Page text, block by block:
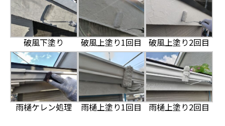
破風下塗り 破風上塗り1回目 破風上塗り2回目
雨樋ケレン処理 雨樋上塗り1回目 雨樋上塗り2回目